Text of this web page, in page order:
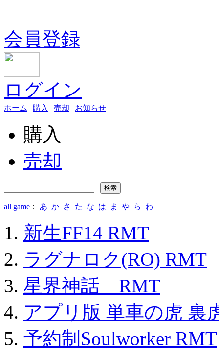
会員登録
ログイン
ホーム | 購入 | 売却 | お知らせ
購入
売却
all game ： あ か さ た な は ま や ら わ
新生FF14 RMT
ラグナロク(RO) RMT
星界神話 RMT
アプリ版 単車の虎 裏
予約制Soulworker RMT